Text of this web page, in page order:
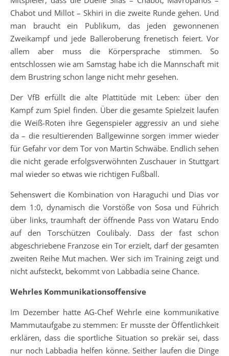
Chabot und Millot – Skhiri in die zweite Runde gehen. Und
man braucht ein Publikum, das jeden gewonnenen
Zweikampf und jede Balleroberung frenetisch feiert. Vor
allem aber muss die Körpersprache stimmen. So
entschlossen wie am Samstag habe ich die Mannschaft mit
dem Brustring schon lange nicht mehr gesehen.
Der VfB erfüllt die alte Plattitüde mit Leben: über den
Kampf zum Spiel finden. Über die gesamte Spielzeit laufen
die Weiß-Roten ihre Gegenspieler aggressiv an und siehe
da – die resultierenden Ballgewinne sorgen immer wieder
für Gefahr vor dem Tor von Martin Schwäbe. Endlich sehen
die nicht gerade erfolgsverwöhnten Zuschauer in Stuttgart
mal wieder so etwas wie richtigen Fußball.
Sehenswert die Kombination von Haraguchi und Dias vor
dem 1:0, dynamisch die Vorstöße von Sosa und Führich
über links, traumhaft der öffnende Pass von Wataru Endo
auf den Torschützen Coulibaly. Dass der fast schon
abgeschriebene Franzose ein Tor erzielt, darf der gesamten
zweiten Reihe Mut machen. Wer sich im Training zeigt und
nicht aufsteckt, bekommt von Labbadia seine Chance.
Wehrles Kommunikationsoffensive
Im Dezember hatte AG-Chef Wehrle eine kommunikative
Mammutaufgabe zu stemmen: Er musste der Öffentlichkeit
erklären, dass die sportliche Situation so prekär sei, dass
nur noch Labbadia helfen könne. Seither laufen die Dinge